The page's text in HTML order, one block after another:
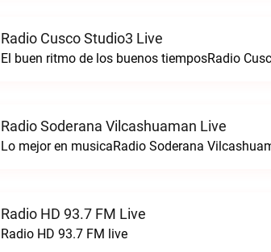
Radio Cusco Studio3 Live
El buen ritmo de los buenos tiemposRadio
Radio Soderana Vilcashuaman Live
Lo mejor en musicaRadio Soderana
Radio HD 93.7 FM Live
Radio HD 93.7 FM live